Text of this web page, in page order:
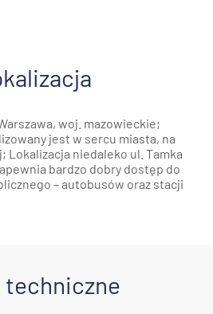
woj. mazowieckie;
jest w sercu miasta, na
Lokalizacja niedaleko ul. Tamka
bardzo dobry dostęp do
– autobusów oraz stacji
techniczne